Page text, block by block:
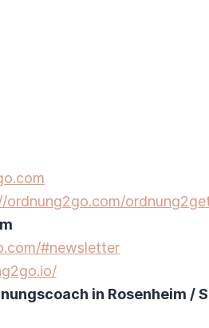
ordnung2go.com/
#newsletter
in Rosenheim /